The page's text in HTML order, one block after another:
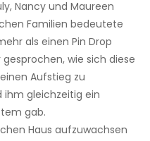
Nancy und Maureen
Familien bedeutete
als einen Pin Drop
wie sich diese
Aufstieg zu
ihm gleichzeitig ein
gab.
Haus aufzuwachsen